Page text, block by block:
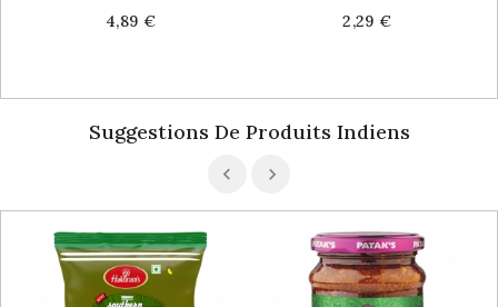
Price
4,89 €
Price
2,29 €
Suggestions De Produits Indiens